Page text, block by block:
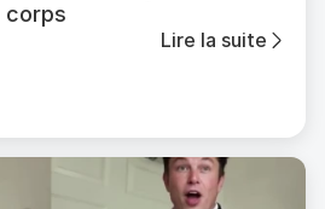
corps
Lire la suite